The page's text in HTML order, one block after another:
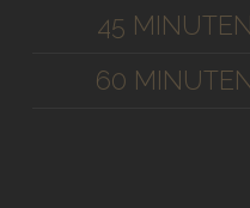
45 MINUTEN
60